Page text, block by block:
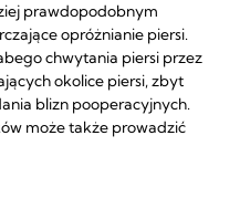
prawdopodobnym
opróżnianie piersi.
chwytania piersi przez
okolice piersi, zbyt
blizn pooperacyjnych.
może także prowadzić